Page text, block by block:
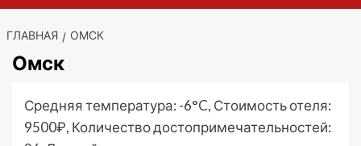
ГЛАВНАЯ ОМСК
Омск
Средняя температура: -6°C, Стоимость отеля:
9500₽, Количество достопримечательностей: